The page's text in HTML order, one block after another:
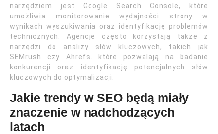
narzędziem jest Google Search Console, które
umożliwia monitorowanie wydajności strony w
wynikach wyszukiwania oraz identyfikację problemów
technicznych. Agencje często korzystają także z
narzędzi do analizy słów kluczowych, takich jak
SEMrush czy Ahrefs, które pozwalają na badanie
konkurencji oraz identyfikację potencjalnych słów
kluczowych do optymalizacji.
Jakie trendy w SEO będą miały
znaczenie w nadchodzących
latach